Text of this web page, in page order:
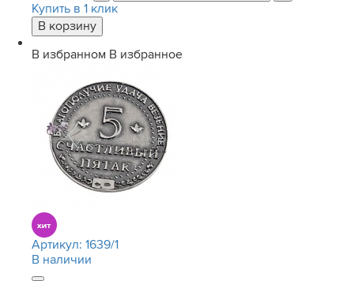
Купить в 1 клик
В избранном В избранное
Артикул: 1639/1
В наличии